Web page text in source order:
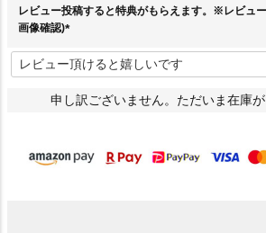
レビュー投稿すると特典がもらえます。※レビュ
画像確認)
必
須
)
申し訳ございません。ただいま在庫が